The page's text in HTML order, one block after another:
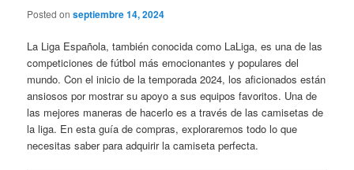
Posted onseptiembre 14, 2024
La Liga Española, también conocida como LaLiga, es una de las
competiciones de fútbol más emocionantes y populares del
mundo. Con el inicio de la temporada 2024, los aficionados están
ansiosos por mostrar su apoyo a sus equipos favoritos. Una de
las mejores maneras de hacerlo es a través de las camisetas de
la liga. En esta guía de compras, exploraremos todo lo que
necesitas saber para adquirir la camiseta perfecta.